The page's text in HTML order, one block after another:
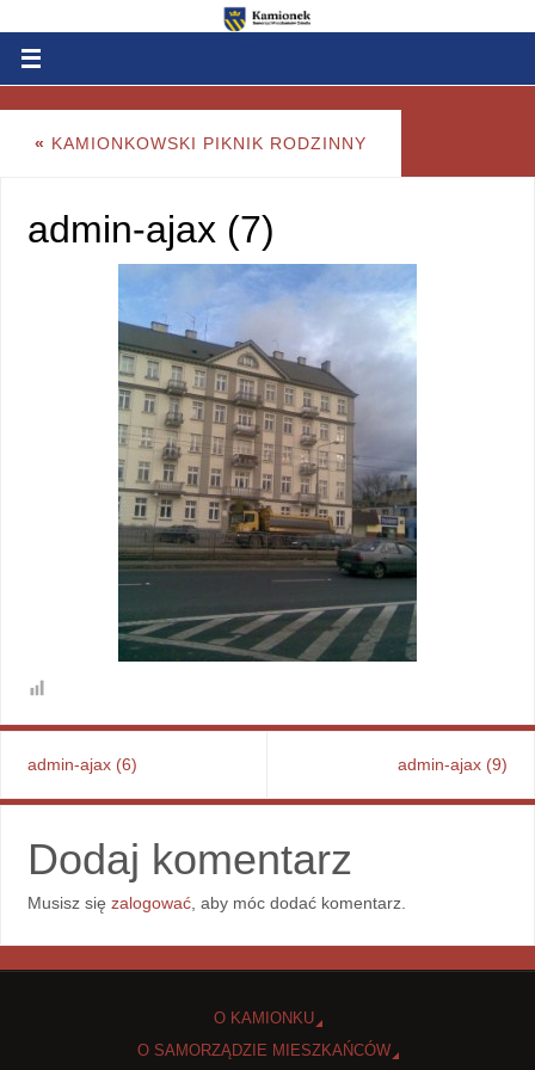
« KAMIONKOWSKI PIKNIK RODZINNY
admin-ajax (7)
admin-ajax (6) admin-ajax (9)
Dodaj komentarz
Musisz się zalogować, aby móc dodać komentarz.
O KAMIONKU
O SAMORZĄDZIE MIESZKAŃCÓW